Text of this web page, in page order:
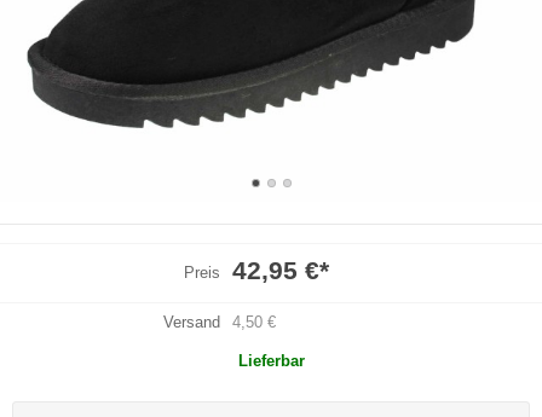
Preis 42,95 €*
Versand 4,50 €
Lieferbar